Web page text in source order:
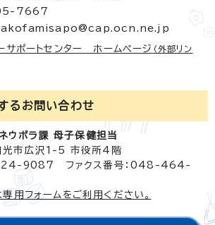
7667
wakofamisapo@cap.ocn.ne.jp
サポートセンター ホームページ （外部リン
る お問い合わせ
ウボラ課 母子保健担当
市広沢1-5 市役所4階
9087 ファクス番号：048-464-
用フォームをご利用ください。